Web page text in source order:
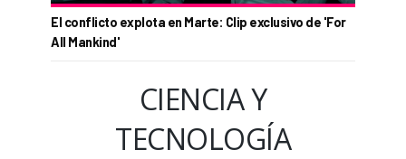
El conflicto explota en Marte: Clip exclusivo de 'For
All Mankind'
CIENCIA Y
TECNOLOGÍA